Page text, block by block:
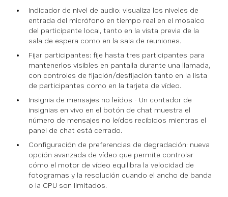
Indicador de nivel de audio: visualiza los niveles de
entrada del micrófono en tiempo real en el mosaico
del participante local, tanto en la vista previa de la
sala de espera como en la sala de reuniones.
Fijar participantes: fije hasta tres participantes para
mantenerlos visibles en pantalla durante una llamada,
con controles de fijación/desfijación tanto en la lista
de participantes como en la tarjeta de vídeo.
Insignia de mensajes no leídos - Un contador de
insignias en vivo en el botón de chat muestra el
número de mensajes no leídos recibidos mientras el
panel de chat está cerrado.
Configuración de preferencias de degradación: nueva
opción avanzada de vídeo que permite controlar
cómo el motor de vídeo equilibra la velocidad de
fotogramas y la resolución cuando el ancho de banda
o la CPU son limitados.